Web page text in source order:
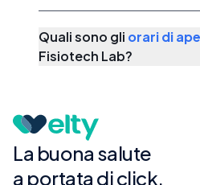
Quali sono gli orari di
Fisiotech Lab?
La buona salute
a portata di click.